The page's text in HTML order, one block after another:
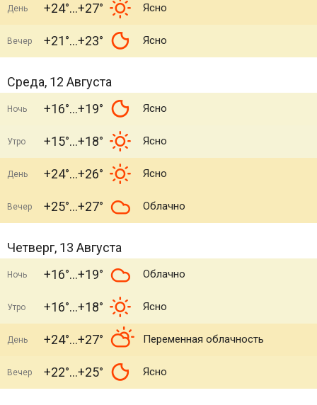
День +24° +27° Ясно
Вечер +21° +23° Ясно
Среда, 12 Августа
Ночь +16° +19° Ясно
Утро +15° +18° Ясно
День +24° +26° Ясно
Вечер +25° +27° Облачно
Четверг, 13 Августа
Ночь +16° +19° Облачно
Утро +16° +18° Ясно
День +24° +27° Переменная облачность
Вечер +22° +25° Ясно